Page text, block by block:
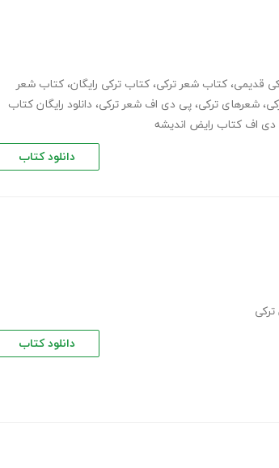
قدیمی، کتاب شعر ترکی، کتاب ترکی رایگان، کتاب شعر
، شعرهای ترکی، پی دی اف شعر ترکی، دانلود رایگان کتاب
دی اف کتاب رایض اندیشه
دانلود کتاب
ترکی
دانلود کتاب